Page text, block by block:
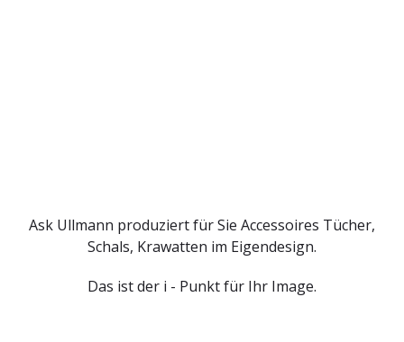
Ask Ullmann produziert für Sie Accessoires Tücher,
Schals, Krawatten im Eigendesign.
Das ist der i - Punkt für Ihr Image.